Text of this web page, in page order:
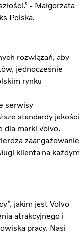
- Małgorzata
Polska.
rozwiązań, aby
jednocześnie
rynku
serwisy
standardy jakości
dla marki Volvo.
zaangażowanie
klienta na każdym
jakim jest Volvo
atrakcyjnego i
pracy. Nasi